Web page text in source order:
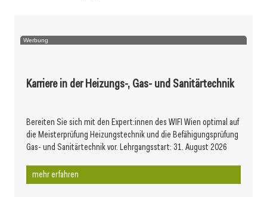
Werbung
Karriere in der Heizungs-, Gas- und Sanitärtechnik
Bereiten Sie sich mit den Expert:innen des WIFI Wien optimal auf
die Meisterprüfung Heizungstechnik und die Befähigungsprüfung
Gas- und Sanitärtechnik vor. Lehrgangsstart: 31. August 2026
mehr erfahren